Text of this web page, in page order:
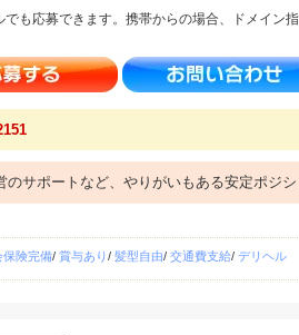
でも応募できます。携帯からの場合、ドメイン
サポートなど、やりがいもある安定ポジシ
保険完備/ 賞与あり/ 髪型自由/ 交通費支給/ デリヘル